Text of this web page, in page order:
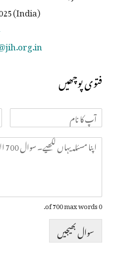
(India)
فتوی پوچھیں
0 of 700 max words.
سوال بھیجیں